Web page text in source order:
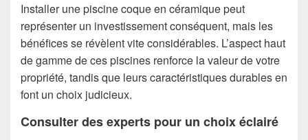
Installer une piscine coque en céramique peut
représenter un investissement conséquent, mais les
bénéfices se révèlent vite considérables. L’aspect haut
de gamme de ces piscines renforce la valeur de votre
propriété, tandis que leurs caractéristiques durables en
font un choix judicieux.
Consulter des experts pour un choix éclairé